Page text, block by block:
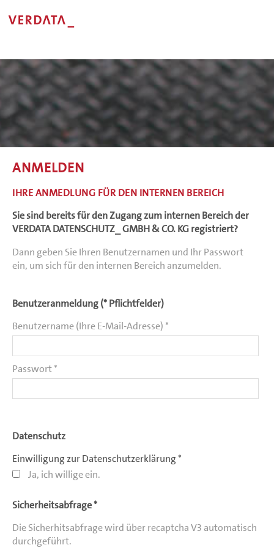
ANMELDEN
IHRE ANMEDLUNG FÜR DEN INTERNEN BEREICH
Sie sind bereits für den Zugang zum internen Bereich der
VERDATA DATENSCHUTZ_ GMBH & CO. KG registriert?
Dann geben Sie Ihren Benutzernamen und Ihr Passwort
ein, um sich für den internen Bereich anzumelden.
Benutzeranmeldung (* Pflichtfelder)
Benutzername (Ihre E-Mail-Adresse) *
Passwort *
Datenschutz
Einwilligung zur Datenschutzerklärung *
Ja, ich willige ein.
Sicherheitsabfrage *
Die Sicherhitsabfrage wird über recaptcha V3 automatisch
durchgeführt.